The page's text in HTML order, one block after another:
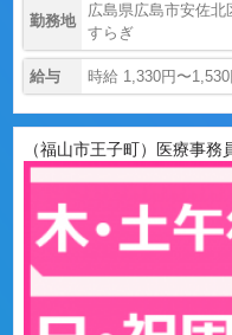
勤務地
広島県広島市安佐
すらぎ
給与 時給 1,330円〜1,530
（福山市王子町）医療事務